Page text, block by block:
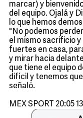
marcar) y
del equipo. Ojalá y
lo que hemos
"No podemos
el mismo sacrificio
fuertes en casa,
y mirar hacia
que tiene el equipo
difícil y tenemos
señaló.
MEX SPORT 20:05